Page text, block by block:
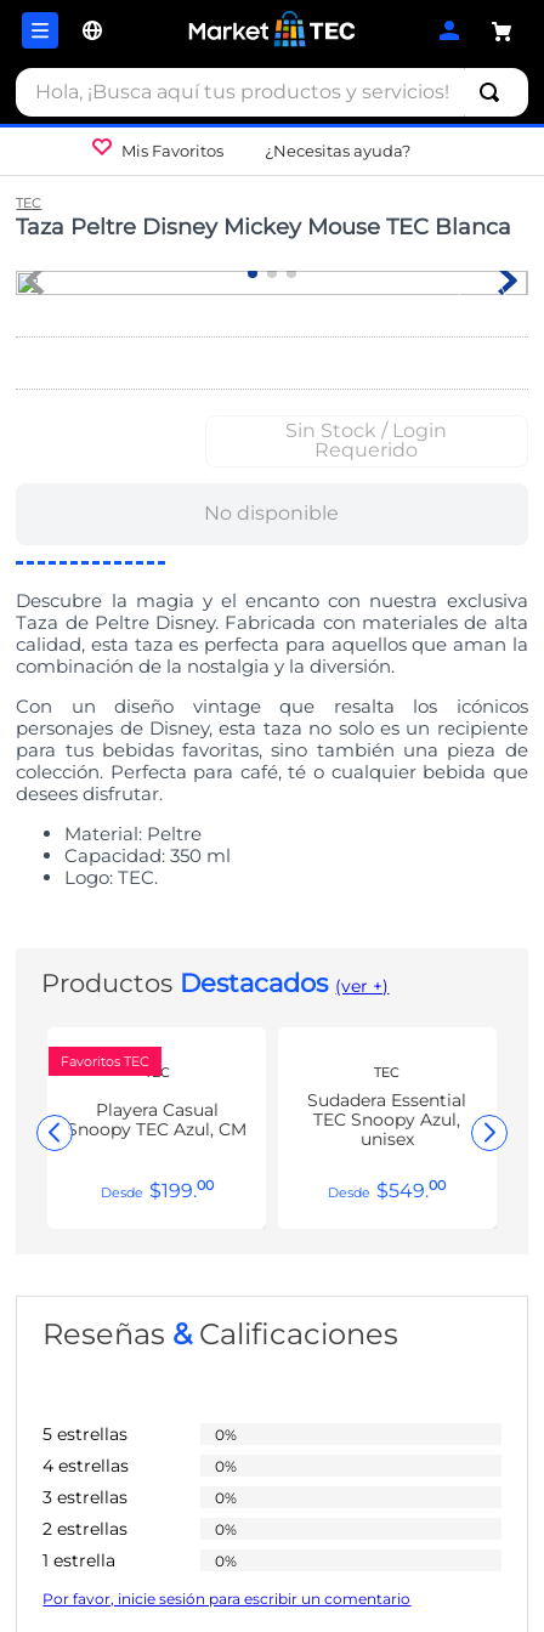
Hola, ¡Busca aquí tus productos y servicios!
Mis Favoritos ¿Necesitas ayuda?
TEC
Taza Peltre Disney Mickey Mouse TEC Blanca
Sin Stock / Login
Requerido
No disponible
Descubre la magia y el encanto con nuestra exclusiva
Taza de Peltre Disney. Fabricada con materiales de alta
calidad, esta taza es perfecta para aquellos que aman la
combinación de la nostalgia y la diversión.
Con un diseño vintage que resalta los icónicos
personajes de Disney, esta taza no solo es un recipiente
para tus bebidas favoritas, sino también una pieza de
colección. Perfecta para café, té o cualquier bebida que
desees disfrutar.
Material: Peltre
Capacidad: 350 ml
Logo: TEC.
Productos Destacados (ver +)
Favoritos TEC
TEC
Playera Casual
Snoopy TEC Azul, CM
$199.00
TEC
Sudadera Essential
TEC Snoopy Azul,
unisex
$549.00
Reseñas &Calificaciones
5 estrellas 0%
4 estrellas 0%
3 estrellas 0%
2 estrellas 0%
1 estrella 0%
Por favor, inicie sesión para escribir un comentario